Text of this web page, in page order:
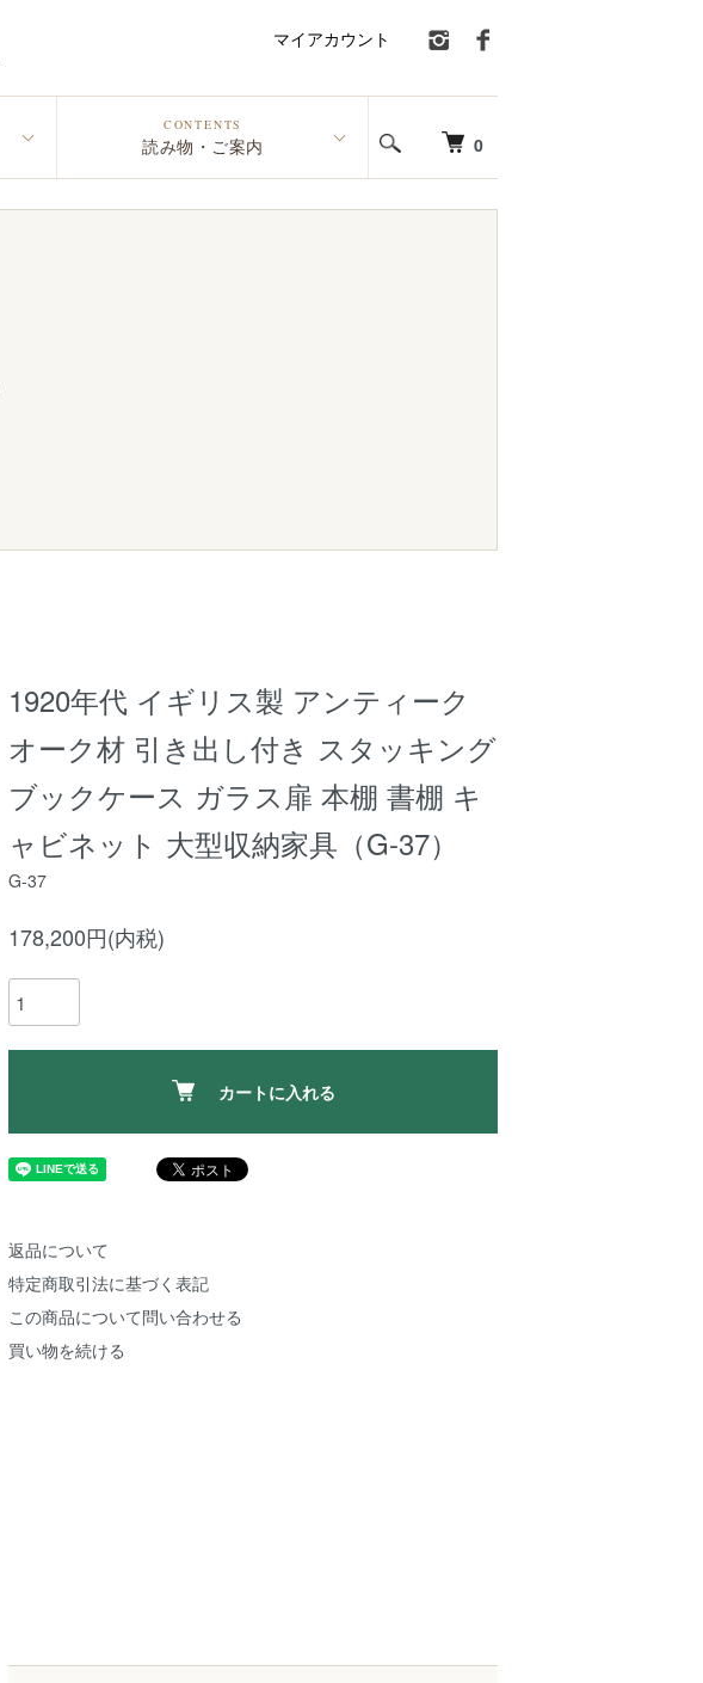
0
CONTENTS
読み物・ご案内
マイアカウント
1920年代 イギリス製 アンティーク
オーク材 引き出し付き スタッキング
ブックケース ガラス扉 本棚 書棚 キ
ャビネット 大型収納家具（G-37）
G-37
178,200円(内税)
カートに入れる
返品について
特定商取引法に基づく表記
この商品について問い合わせる
買い物を続ける